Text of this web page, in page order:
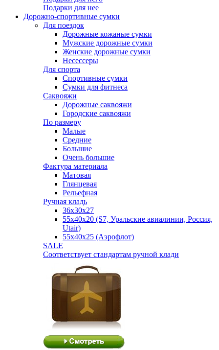
Подарки для нее
Дорожно-спортивные сумки
Для поездок
Дорожные кожаные сумки
Мужские дорожные сумки
Женские дорожные сумки
Несессеры
Для спорта
Спортивные сумки
Сумки для фитнеса
Саквояжи
Дорожные саквояжи
Городские саквояжи
По размеру
Малые
Средние
Большие
Очень большие
Фактура материала
Матовая
Глянцевая
Рельефная
Ручная кладь
36х30x27
55х40х20 (S7, Уральские авиалинии, Россия,
Utair)
55х40х25 (Аэрофлот)
SALE
Соответствует стандартам ручной клади